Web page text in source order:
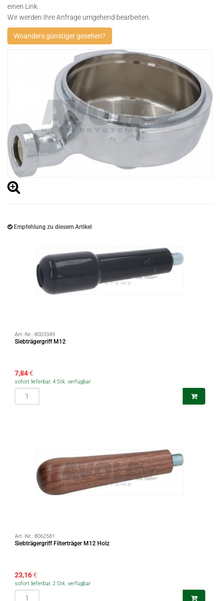
einen Link.
Wir werden Ihre Anfrage umgehend bearbeiten.
Woanders günstiger gesehen?
Empfehlung zu diesem Artikel
Art.-Nr.: 8003349
Siebträgergriff M12
7,84€
sofort lieferbar, 4 Stk. verfügbar
Art.-Nr.: 8062581
Siebträgergriff Filterträger M12 Holz
23,16€
sofort lieferbar, 2 Stk. verfügbar